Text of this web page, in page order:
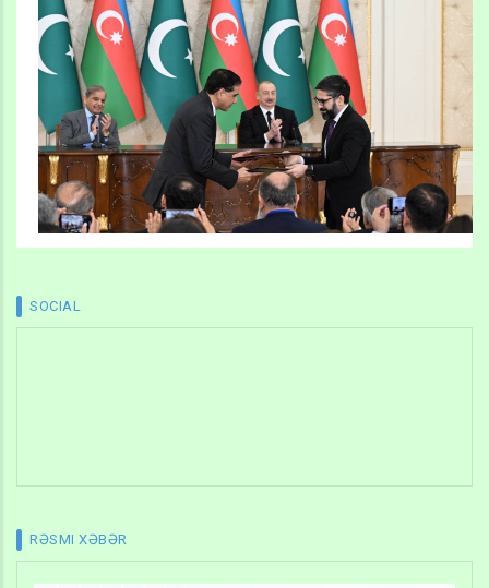
SOCIAL
RƏSMI XƏBƏR